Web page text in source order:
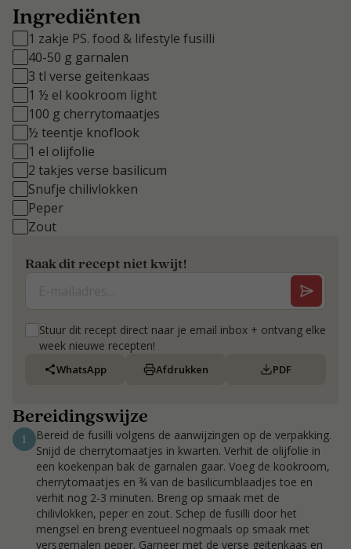
Ingrediënten
1 zakje PS. food & lifestyle fusilli
40-50 g garnalen
3 tl verse geitenkaas
1 ½ el kookroom light
100 g cherrytomaatjes
½ teentje knoflook
1 el olijfolie
2 takjes verse basilicum
Snufje chilivlokken
Peper
Zout
Raak dit recept niet kwijt!
Stuur dit recept direct naar je email inbox + ontvang elke
week nieuwe recepten!
WhatsApp Afdrukken PDF
Bereidingswijze
1
Bereid de fusilli volgens de aanwijzingen op de verpakking.
Snijd de cherrytomaatjes in kwarten. Verhit de olijfolie in
een koekenpan bak de garnalen gaar. Voeg de kookroom,
cherrytomaatjes en ¾ van de basilicumblaadjes toe en
verhit nog 2-3 minuten. Breng op smaak met de
chilivlokken, peper en zout. Schep de fusilli door het
mengsel en breng eventueel nogmaals op smaak met
versgemalen peper. Garneer met de verse geitenkaas en